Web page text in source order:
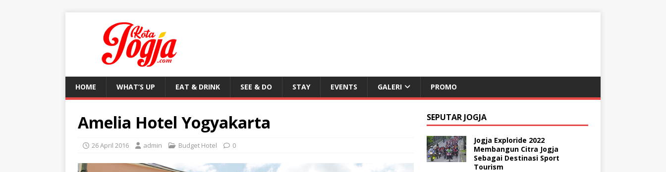
HOME WHAT’S UP EAT & DRINK SEE & DO STAY EVENTS GALERI PROMO
Amelia Hotel Yogyakarta
26 April 2016 admin Budget Hotel 0
SEPUTAR JOGJA
Jogja Exploride 2022
Membangun Citra Jogja
Sebagai Destinasi Sport
Tourism